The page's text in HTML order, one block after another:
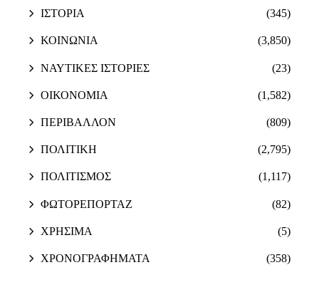
ΙΣΤΟΡΙΑ (345)
ΚΟΙΝΩΝΙΑ (3,850)
ΝΑΥΤΙΚΕΣ ΙΣΤΟΡΙΕΣ (23)
ΟΙΚΟΝΟΜΙΑ (1,582)
ΠΕΡΙΒΑΛΛΟΝ (809)
ΠΟΛΙΤΙΚΗ (2,795)
ΠΟΛΙΤΙΣΜΟΣ (1,117)
ΦΩΤΟΡΕΠΟΡΤΑΖ (82)
ΧΡΗΣΙΜΑ (5)
ΧΡΟΝΟΓΡΑΦΗΜΑΤΑ (358)